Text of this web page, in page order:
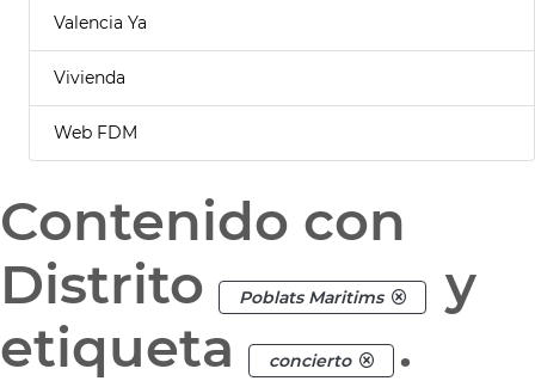
Valencia Ya
Vivienda
Web FDM
Contenido con
Distrito
Poblats Maritims
y
etiqueta
concierto .